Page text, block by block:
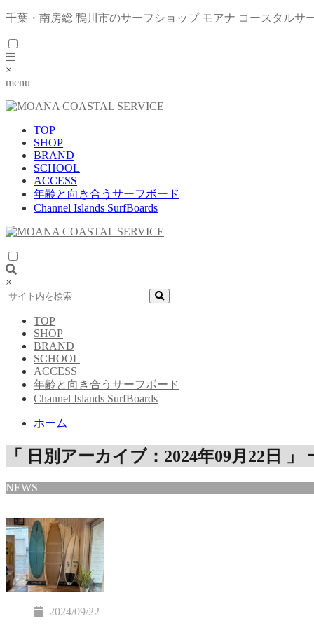
千葉・南房総 鴨川市のサーフショップ モアナ コースタルサ
×
menu
TOP
SHOP
BRAND
SCHOOL
ACCESS
年齢と向き合うサーフボード
Channel Islands SurfBoards
×
TOP
SHOP
BRAND
SCHOOL
ACCESS
年齢と向き合うサーフボード
Channel Islands SurfBoards
ホーム
「 日別アーカイブ：2024年09月22日 」
NEWS
2024/09/22